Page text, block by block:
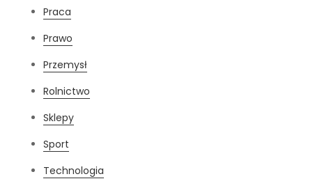
Praca
Prawo
Przemysł
Rolnictwo
Sklepy
Sport
Technologia